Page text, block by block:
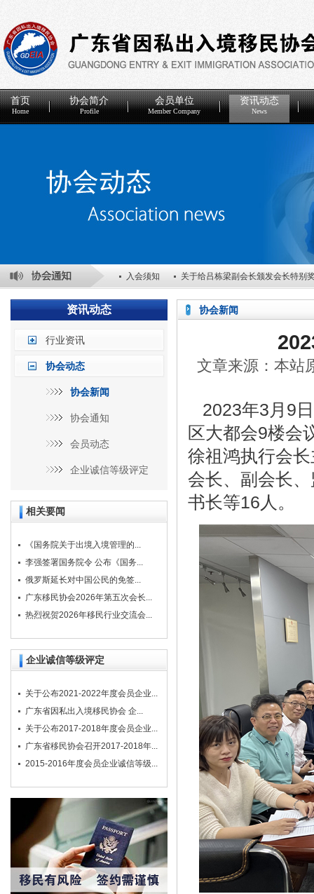
首页
Home
协会简介
Profile
会员单位
Member Company
资讯动态
News
入会须知 关于给吕栋梁副会长颁发会长特别
关于表彰2025年度优秀会员单位的决定 关于
资讯动态
行业资讯
协会动态
协会新闻
协会通知
会员动态
企业诚信等级评定
相关要闻
《国务院关于出境入境管理的...
李强签署国务院令 公布《国务...
俄罗斯延长对中国公民的免签...
广东移民协会2026年第五次会长...
热烈祝贺2026年移民行业交流会...
企业诚信等级评定
关于公布2021-2022年度会员企业...
广东省因私出入境移民协会 企...
关于公布2017-2018年度会员企业...
广东省移民协会召开2017-2018年...
2015-2016年度会员企业诚信等级...
协会新闻
文章来源：本
2023年3月9
区大都会9楼会
徐祖鸿执行会
会长、副会长
书长等16人。